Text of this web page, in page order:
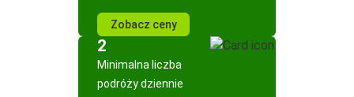
Zobacz ceny
2
Minimalna liczba
podróży dziennie